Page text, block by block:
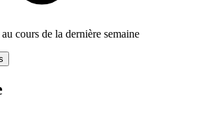
cours de la dernière semaine